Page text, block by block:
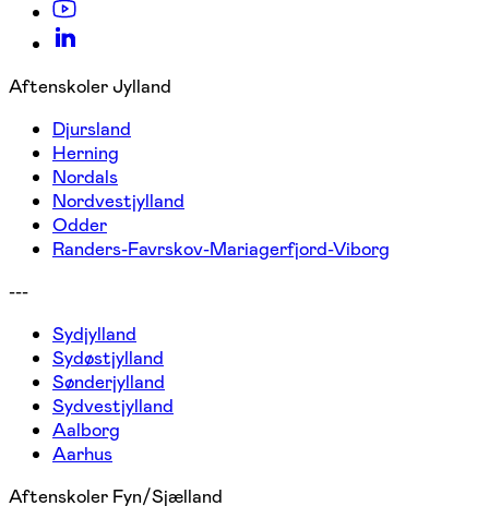
Aftenskoler Jylland
Djursland
Herning
Nordals
Nordvestjylland
Odder
Randers-Favrskov-Mariagerfjord-Viborg
---
Sydjylland
Sydøstjylland
Sønderjylland
Sydvestjylland
Aalborg
Aarhus
Aftenskoler Fyn/Sjælland